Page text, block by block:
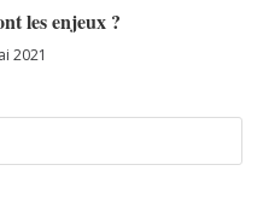
les enjeux ?
2021